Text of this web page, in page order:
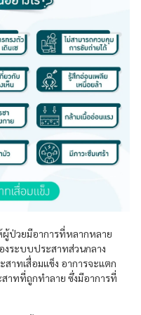
ผู้ป่วยมีอาการที่หลากหลาย
งระบบประสาทส่วนกลาง
สาทเสื่อมแข็ง อาการจะแตก
าทที่ถูกทำลาย ซึ่งมีอาการที่